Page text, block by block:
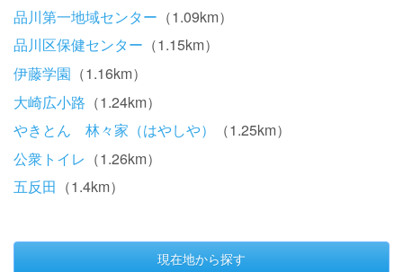
品川第一地域センター （1.09km）
品川区保健センター （1.15km）
伊藤学園 （1.16km）
大崎広小路 （1.24km）
やきとん 林々家（はやしや）
（1.25km）
公衆トイレ （1.26km）
五反田 （1.4km）
現在地から探す